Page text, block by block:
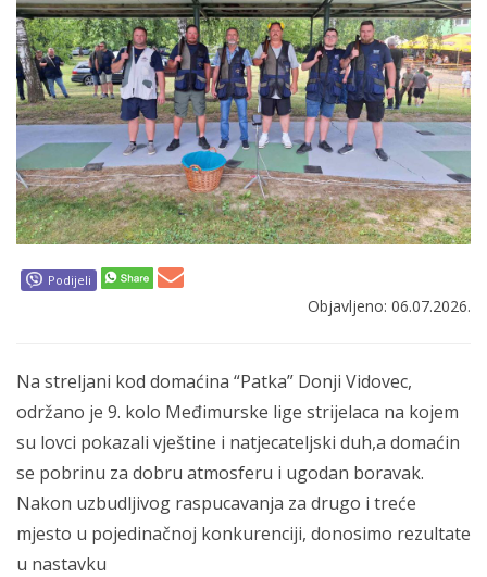
Podijeli
Objavljeno: 06.07.2026.
Na streljani kod domaćina “Patka” Donji Vidovec,
održano je 9. kolo Međimurske lige strijelaca na kojem
su lovci pokazali vještine i natjecateljski duh,a domaćin
se pobrinu za dobru atmosferu i ugodan boravak.
Nakon uzbudljivog raspucavanja za drugo i treće
mjesto u pojedinačnoj konkurenciji, donosimo rezultate
u nastavku